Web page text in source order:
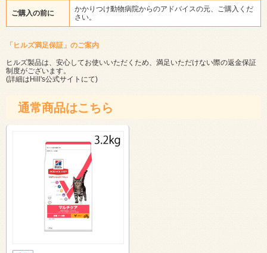
ご購入の前に
かかりつけ動物病院からのアドバイスの元、ご購入くだ
さい。
「ヒルズ満足保証」のご案内
ヒルズ製品は、安心してお使いいただくため、満足いただけない際の返金保証
制度がございます。
(詳細はHill's公式サイト にて)
通常商品はこちら